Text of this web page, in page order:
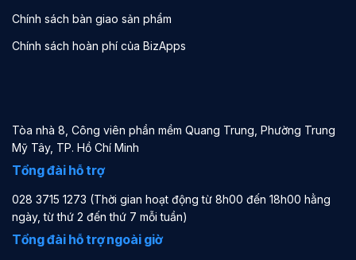
Chính sách bàn giao sản phẩm
Chính sách hoàn phí của BizApps
Tòa nhà 8, Công viên phần mềm Quang Trung, Phường Trung
Mỹ Tây, TP. Hồ Chí Minh
Tổng đài hỗ trợ
028 3715 1273 (Thời gian hoạt động từ 8h00 đến 18h00 hằng
ngày, từ thứ 2 đến thứ 7 mỗi tuần)
Tổng đài hỗ trợ ngoài giờ